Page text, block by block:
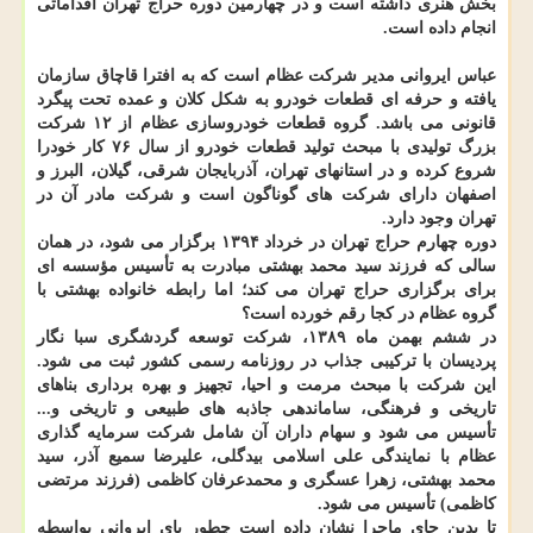
بخش هنری داشته است و در چهارمین دوره حراج تهران اقداماتی
انجام داده است.
عباس ایروانی مدیر شرکت عظام است که به افترا قاچاق سازمان
یافته و حرفه ای قطعات خودرو به شکل کلان و عمده تحت پیگرد
قانونی می باشد. گروه قطعات خودروسازی عظام از ۱۲ شرکت
بزرگ تولیدی با مبحث تولید قطعات خودرو از سال ۷۶ کار خودرا
شروع کرده و در استانهای تهران، آذربایجان شرقی، گیلان، البرز و
اصفهان دارای شرکت های گوناگون است و شرکت مادر آن در
تهران وجود دارد.
دوره چهارم حراج تهران در خرداد ۱۳۹۴ برگزار می شود، در همان
سالی که فرزند سید محمد بهشتی مبادرت به تأسیس مؤسسه ای
برای برگزاری حراج تهران می کند؛ اما رابطه خانواده بهشتی با
گروه عظام در کجا رقم خورده است؟
در ششم بهمن ماه ۱۳۸۹، شرکت توسعه گردشگری سبا نگار
پردیسان با ترکیبی جذاب در روزنامه رسمی کشور ثبت می شود.
این شرکت با مبحث مرمت و احیا، تجهیز و بهره برداری بناهای
تاریخی و فرهنگی، ساماندهی جاذبه های طبیعی و تاریخی و...
تأسیس می شود و سهام داران آن شامل شرکت سرمایه گذاری
عظام با نمایندگی علی اسلامی بیدگلی، علیرضا سمیع آذر، سید
محمد بهشتی، زهرا عسگری و محمدعرفان کاظمی (فرزند مرتضی
کاظمی) تأسیس می شود.
تا بدین جای ماجرا نشان داده است چطور پای ایروانی بواسطه